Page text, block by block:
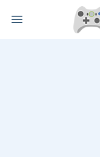
Open main menu